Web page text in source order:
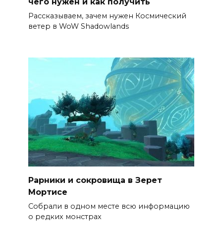
Рассказываем, зачем нужен Космический
ветер в WoW Shadowlands
Рарники и сокровища в Зерет
Мортисе
Собрали в одном месте всю информацию
о редких монстрах